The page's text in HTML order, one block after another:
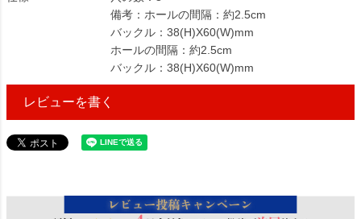
備考：ホールの間隔：約2.5cm
バックル：38(H)X60(W)mm
ホールの間隔：約2.5cm
バックル：38(H)X60(W)mm
レビューを書く